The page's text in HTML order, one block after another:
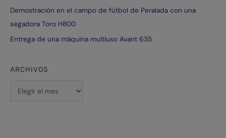
Demostración en el campo de fútbol de Peralada con una
segadora Toro H800
Entrega de una máquina multiuso Avant 635
ARCHIVOS